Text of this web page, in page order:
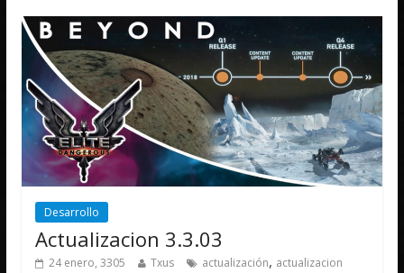
Desarrollo
Actualizacion 3.3.03
24 enero, 3305 Txus actualización, actualizacion